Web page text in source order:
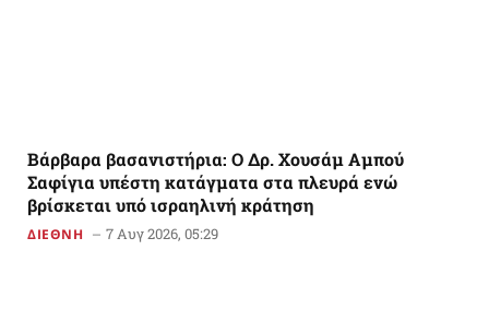
Βάρβαρα βασανιστήρια: Ο Δρ. Χουσάμ Αμπού
Σαφίγια υπέστη κατάγματα στα πλευρά ενώ
βρίσκεται υπό ισραηλινή κράτηση
ΔΙΕΘΝΗ 7 Αυγ 2026, 05:29